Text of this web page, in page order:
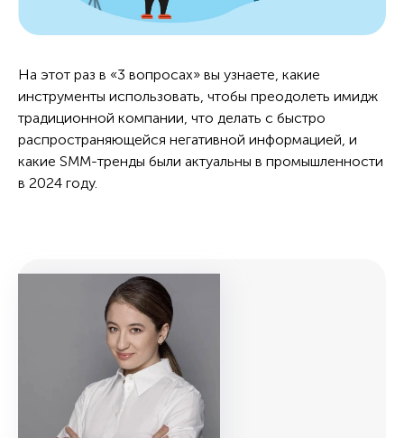
На этот раз в «3 вопросах» вы узнаете, какие
инструменты использовать, чтобы преодолеть имидж
традиционной компании, что делать с быстро
распространяющейся негативной информацией, и
какие SMM-тренды были актуальны в промышленности
в 2024 году.